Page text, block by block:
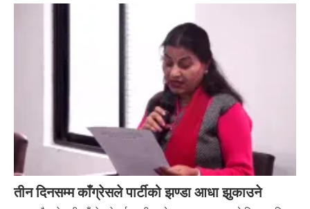
तीन दिनसम्म काँग्रेसले पार्टीको झण्डा आधा झुकाउने